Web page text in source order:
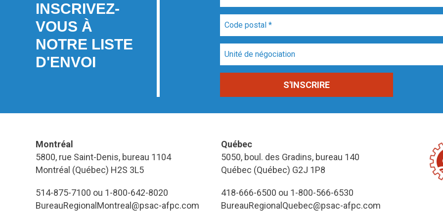
INSCRIVEZ-
VOUS À
NOTRE LISTE
D'ENVOI
Montréal
5800, rue Saint-Denis, bureau 1104
Montréal (Québec) H2S 3L5
514-875-7100 ou 1-800-642-8020
BureauRegionalMontreal@psac-afpc.com
Québec
5050, boul. des Gradins, bureau 140
Québec (Québec) G2J 1P8
418-666-6500 ou 1-800-566-6530
BureauRegionalQuebec@psac-afpc.com